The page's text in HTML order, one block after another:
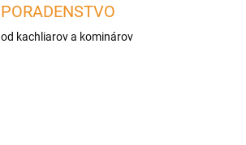
PORADENSTVO
od kachliarov a kominárov